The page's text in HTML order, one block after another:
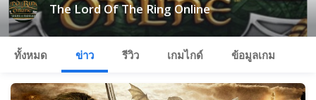
The Lord Of The Ring Online
ทั้งหมด ข่าว รีวิว เกมไกด์ ข้อมูลเกม